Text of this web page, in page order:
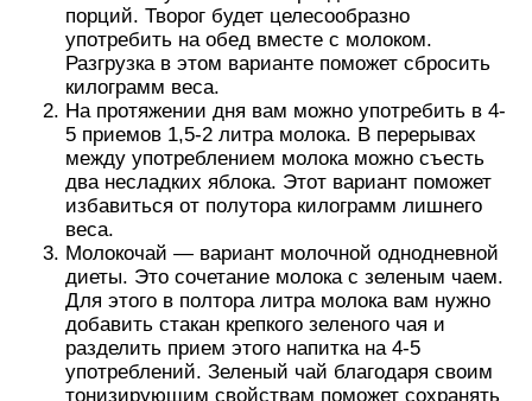
порций. Творог будет целесообразно
употребить на обед вместе с молоком.
Разгрузка в этом варианте поможет сбросить
килограмм веса.
На протяжении дня вам можно употребить в 4-
5 приемов 1,5-2 литра молока. В перерывах
между употреблением молока можно съесть
два несладких яблока. Этот вариант поможет
избавиться от полутора килограмм лишнего
веса.
Молокочай — вариант молочной однодневной
диеты. Это сочетание молока с зеленым чаем.
Для этого в полтора литра молока вам нужно
добавить стакан крепкого зеленого чая и
разделить прием этого напитка на 4-5
употреблений. Зеленый чай благодаря своим
тонизирующим свойствам поможет сохранять